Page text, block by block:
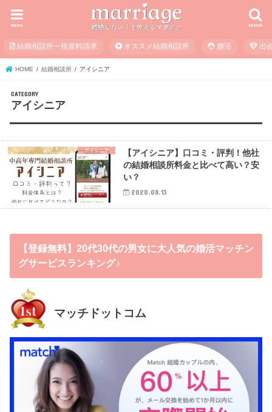
search
menu
結婚相談所一括資料請求 オススメ結婚相談所 婚活 出
HOME 結婚相談所 アイシニア
アイシニア
アイシニア
【アイシニア】口コミ・評判！他社
の結婚相談所料金と比べて高い？安
い？
2020.08.13
【登録無料】20代30代の男女に大人気の婚活マッチン
グサービスランキング♪
マッチドットコム